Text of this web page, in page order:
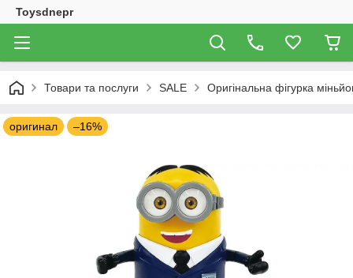
Toysdnepr
Товари та послуги SALE Оригінальна фігурка
оригинал –16%